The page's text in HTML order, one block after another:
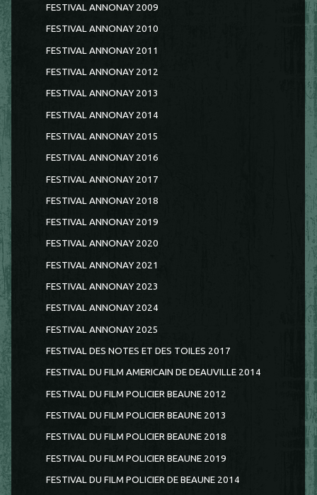
FESTIVAL ANNONAY 2009
FESTIVAL ANNONAY 2010
FESTIVAL ANNONAY 2011
FESTIVAL ANNONAY 2012
FESTIVAL ANNONAY 2013
FESTIVAL ANNONAY 2014
FESTIVAL ANNONAY 2015
FESTIVAL ANNONAY 2016
FESTIVAL ANNONAY 2017
FESTIVAL ANNONAY 2018
FESTIVAL ANNONAY 2019
FESTIVAL ANNONAY 2020
FESTIVAL ANNONAY 2021
FESTIVAL ANNONAY 2023
FESTIVAL ANNONAY 2024
FESTIVAL ANNONAY 2025
FESTIVAL DES NOTES ET DES TOILES 2017
FESTIVAL DU FILM AMERICAIN DE DEAUVILLE 2014
FESTIVAL DU FILM POLICIER BEAUNE 2012
FESTIVAL DU FILM POLICIER BEAUNE 2013
FESTIVAL DU FILM POLICIER BEAUNE 2018
FESTIVAL DU FILM POLICIER BEAUNE 2019
FESTIVAL DU FILM POLICIER DE BEAUNE 2014